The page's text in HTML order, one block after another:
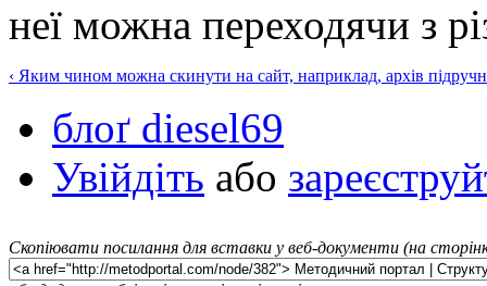
неї можна переходячи з
‹ Яким чином можна скинути на сайт, наприклад, архів
блоґ diesel69
Увійдіть або
Скопіювати посилання для вставки у веб-документи (на